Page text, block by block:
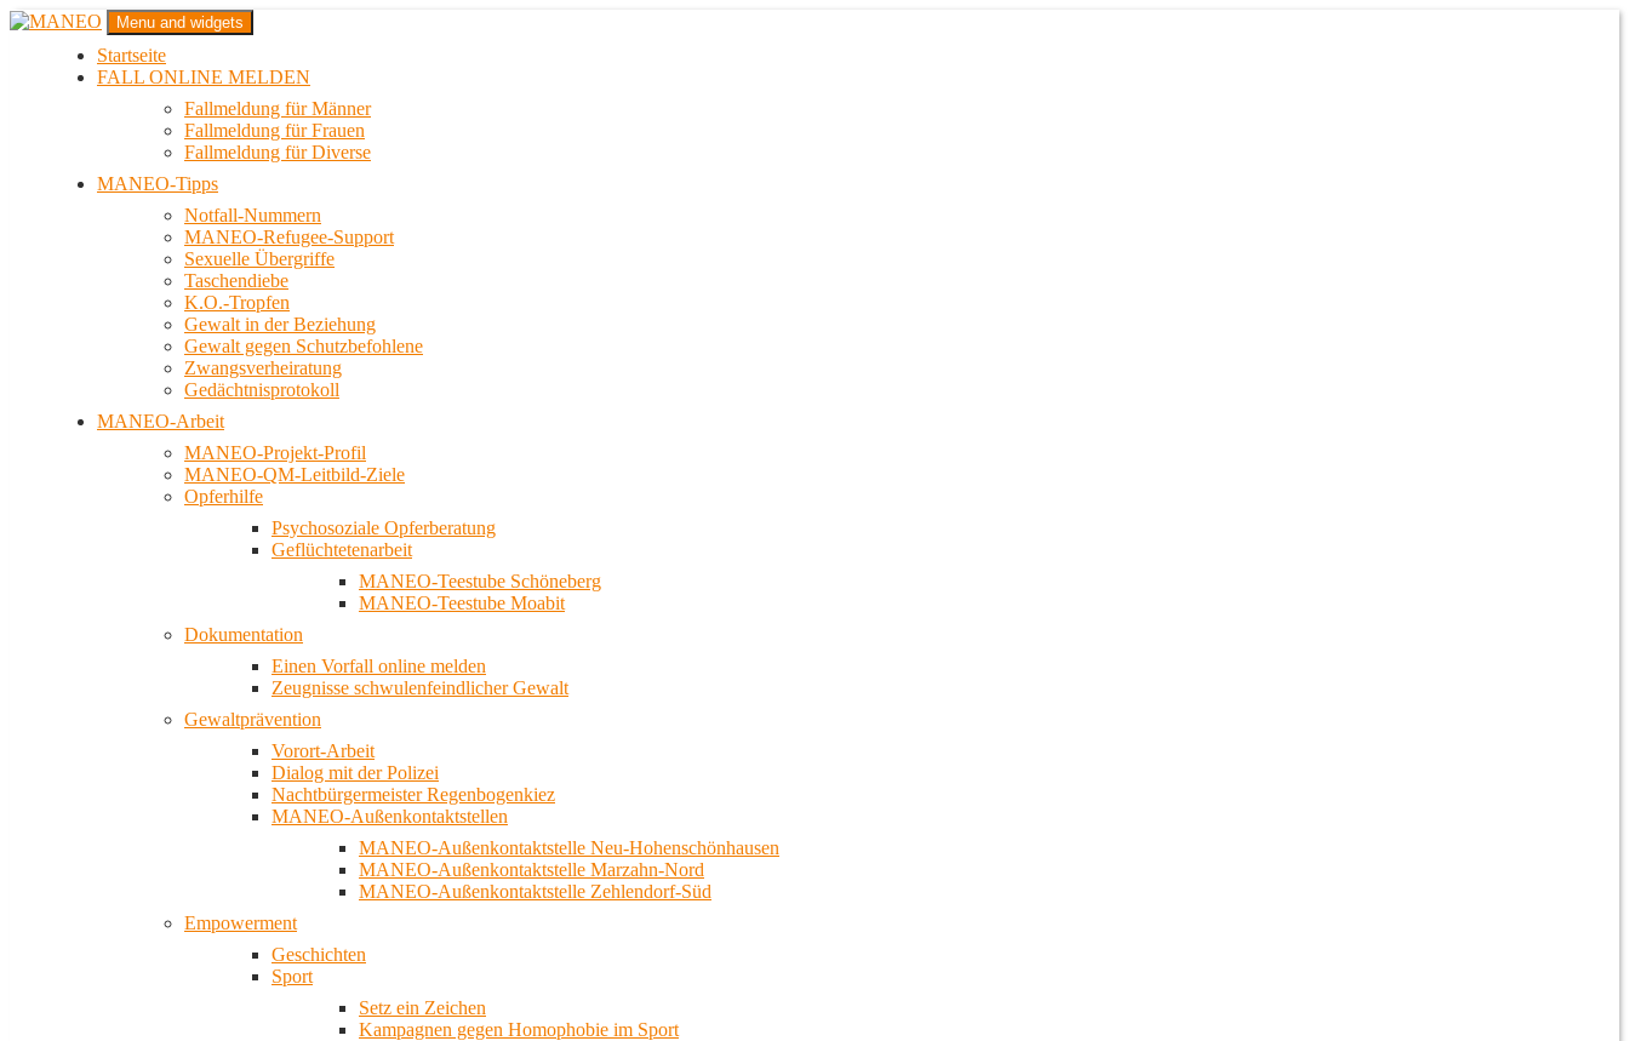
Zum
MANEO
Das schwule Anti-Gewalt-Projekt in Berlin
Menu and widgets
Startseite
FALL ONLINE MELDEN
Fallmeldung für Männer
Fallmeldung für Frauen
Fallmeldung für Diverse
MANEO-Tipps
Notfall-Nummern
MANEO-Refugee-Support
Sexuelle Übergriffe
Taschendiebe
K.O.-Tropfen
Gewalt in der Beziehung
Gewalt gegen Schutzbefohlene
Zwangsverheiratung
Gedächtnisprotokoll
MANEO-Arbeit
MANEO-Projekt-Profil
MANEO-QM-Leitbild-Ziele
Opferhilfe
Psychosoziale Opferberatung
Geflüchtetenarbeit
MANEO-Teestube Schöneberg
MANEO-Teestube Moabit
Dokumentation
Einen Vorfall online melden
Zeugnisse schwulenfeindlicher Gewalt
Gewaltprävention
Vorort-Arbeit
Dialog mit der Polizei
Nachtbürgermeister Regenbogenkiez
MANEO-Außenkontaktstellen
MANEO-Außenkontaktstelle Neu-Hohenschönhausen
MANEO-Außenkontaktstelle Marzahn-Nord
MANEO-Außenkontaktstelle Zehlendorf-Süd
Empowerment
Geschichten
Sport
Setz ein Zeichen
Kampagnen gegen Homophobie im Sport